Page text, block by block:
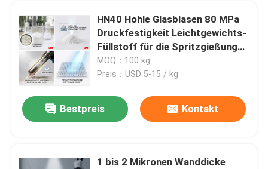
HN40 Hohle Glasblasen 80 MPa
Druckfestigkeit Leichtgewichts-
Füllstoff für die Spritzgießung
von thermoplastischen
Verbundwerkstoffen
MOQ：100 kg
Preis：USD 5-15 / kg
Bestpreis Kontakt
1 bis 2 Mikronen Wanddicke